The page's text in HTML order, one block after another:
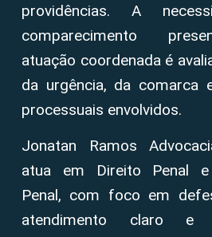
providências. A
comparecimento
atuação coordenada é
da urgência, da comarca
processuais envolvidos.
Jonatan Ramos
atua em Direito Penal e
Penal, com foco em
atendimento claro e